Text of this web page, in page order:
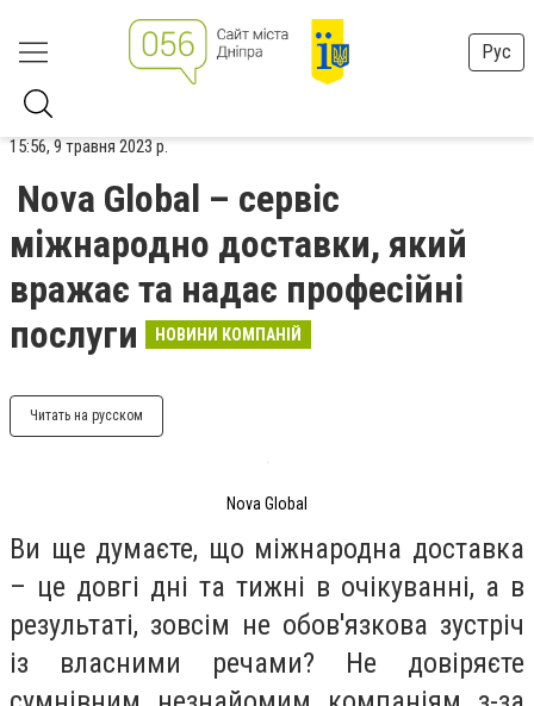
Рус
15:56, 9 травня 2023 р.
Nova Global – сервіс
міжнародно доставки, який
вражає та надає професійні
послуги
НОВИНИ КОМПАНІЙ
Читать на русском
Nova Global
Ви ще думаєте, що міжнародна доставка
– це довгі дні та тижні в очікуванні, а в
результаті, зовсім не обов'язкова зустріч
із власними речами? Не довіряєте